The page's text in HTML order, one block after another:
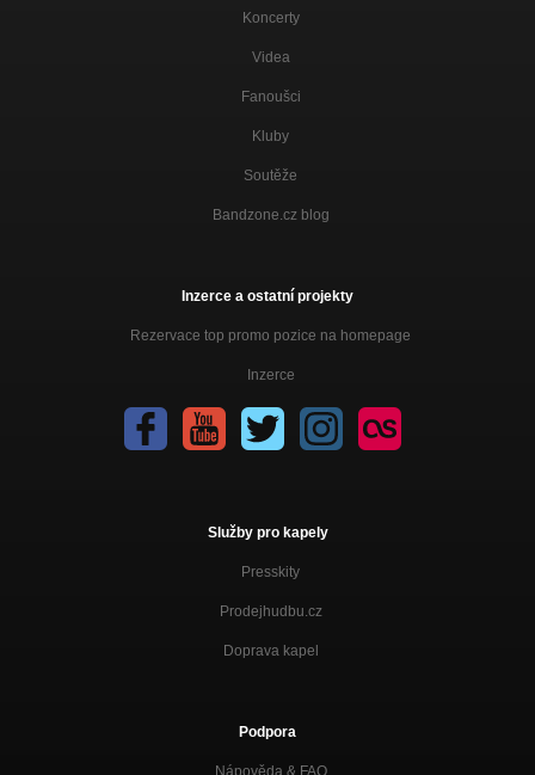
Koncerty
Videa
Fanoušci
Kluby
Soutěže
Bandzone.cz blog
Inzerce a ostatní projekty
Rezervace top promo pozice na homepage
Inzerce
Služby pro kapely
Presskity
Prodejhudbu.cz
Doprava kapel
Podpora